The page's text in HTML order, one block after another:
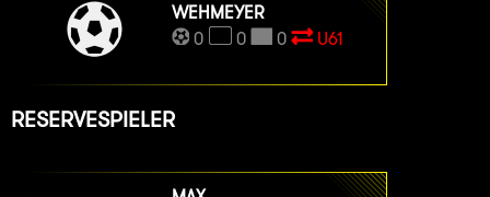
WEHMEYER
0
0 0 U61
RESERVESPIELER